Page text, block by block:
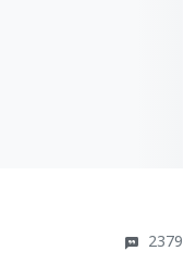
2379